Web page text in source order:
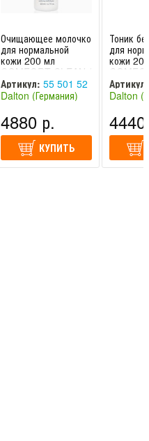
Очищающее молочко
для нормальной
кожи 200 мл
COMFORT CLEAN /
Dalton
Артикул: 55 501 52
Dalton (Германия)
4880 р.
КУПИТЬ
Тоник
для
кожи
Dalton
Артикул:
Dalton